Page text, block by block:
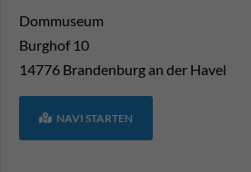
Dommuseum
Burghof 10
14776 Brandenburg an der Havel
NAVI STARTEN